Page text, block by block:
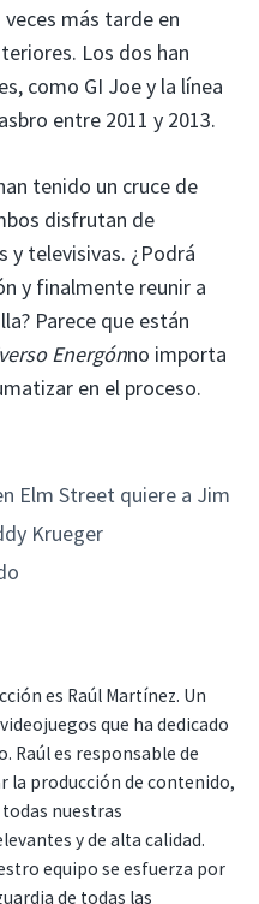
más tarde en
Los dos han
como GI Joe y la línea
entre 2011 y 2013.
tenido un cruce de
disfrutan de
televisivas. ¿Podrá
y finalmente reunir a
Parece que están
Energónno importa
en el proceso.
Elm Street quiere a Jim
Krueger
es Raúl Martínez. Un
que ha dedicado
Raúl es responsable de
la producción de contenido,
nuestras
y de alta calidad.
equipo se esfuerza por
de todas las